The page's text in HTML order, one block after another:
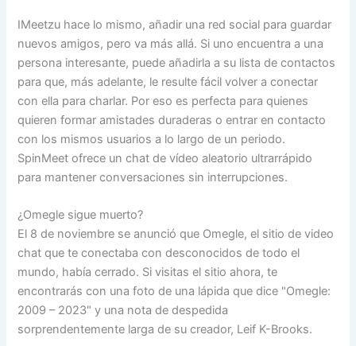
IMeetzu hace lo mismo, añadir una red social para guardar
nuevos amigos, pero va más allá. Si uno encuentra a una
persona interesante, puede añadirla a su lista de contactos
para que, más adelante, le resulte fácil volver a conectar
con ella para charlar. Por eso es perfecta para quienes
quieren formar amistades duraderas o entrar en contacto
con los mismos usuarios a lo largo de un periodo.
SpinMeet ofrece un chat de vídeo aleatorio ultrarrápido
para mantener conversaciones sin interrupciones.
¿Omegle sigue muerto?
El 8 de noviembre se anunció que Omegle, el sitio de video
chat que te conectaba con desconocidos de todo el
mundo, había cerrado. Si visitas el sitio ahora, te
encontrarás con una foto de una lápida que dice "Omegle:
2009 – 2023" y una nota de despedida
sorprendentemente larga de su creador, Leif K-Brooks.